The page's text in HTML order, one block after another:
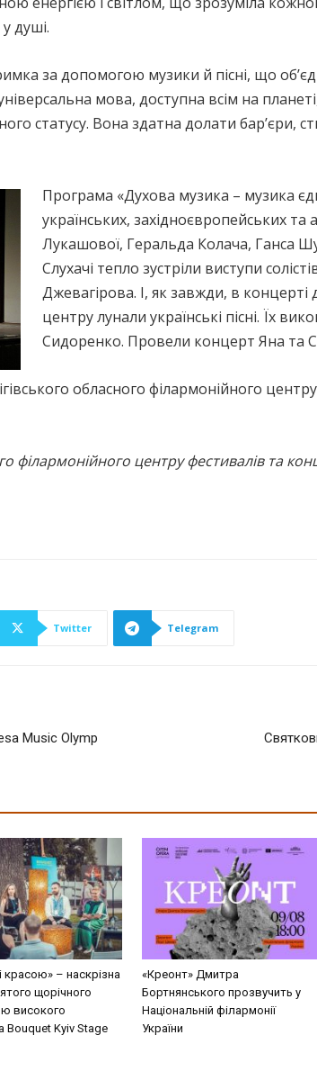
душі.
за допомогою музики й пісні, що
мова, доступна всім на
статусу. Вона здатна долати бар’єри,
Програма «Духова музика – музика
українських, західноєвропейських
Лукашової, Геральда Колача, Ганса
Слухачі тепло зустріли виступи
Джевагірова. І, як завжди, в концерті
центру лунали українські пісні. Їх
Сидоренко. Провели концерт Яна та
обласного філармонійного
філармонійного центру фестивалів та
Twitter Telegram
Music Olymp
красою» – наскрізна
щорічного
високого
Bouquet Kyiv Stage
«Креонт» Дмитра
Бортнянського прозвучить у
Національній філармонії
України